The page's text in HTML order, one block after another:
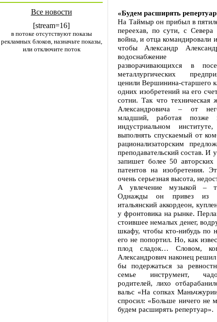
Все новости
[stream=16]
в потоке отсутствуют показы
рекламных блоков, назначьте показы,
или отключите поток
«Будем расширять
На Таймыр он прибыл в
переехав, по сути, с
война, и отца командировали
чтобы Александр
водоснабжение
разворачивающихся в
металлургических
ценили Вершинина-старшего
одних изобретений на его
сотни. Так что техническая
Александровича – от
младший, работая позже
индустриальном
выполнять спускаемый от
рационализаторским
преподавательский состав. И
запишет более 50 авторских
патентов на изобретения.
очень серьезная высота,
А увлечение музыкой –
Однажды он привез из
итальянский аккордеон,
у фронтовика на рынке.
стоившее немалых денег,
шкафу, чтобы кто-нибудь по
его не попортил. Но, как
плод сладок… Словом,
Александрович наконец
бы подержаться за
семье инструмент,
родителей, лихо
вальс «На сопках
спросил: «Больше ничего не
будем расширять репертуар».